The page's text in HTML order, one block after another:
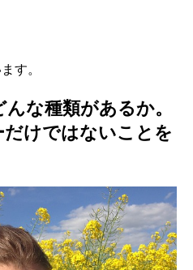
す。
な種類があるか。
けではないことを